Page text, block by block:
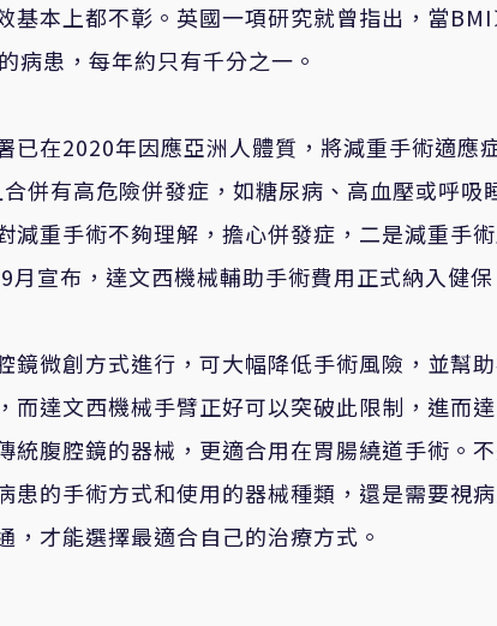
基本上都不彰。英國一項研究就曾指出，當
病患，每年約只有千分之一。
已在2020年因應亞洲人體質，將減重手術適應
有高危險併發症，如糖尿病、高血壓或呼吸
減重手術不夠理解，擔心併發症，二是減重手
宣布，達文西機械輔助手術費用正式納入健保
鏡微創方式進行，可大幅降低手術風險，並幫
而達文西機械手臂正好可以突破此限制，進而
腹腔鏡的器械，更適合用在胃腸繞道手術。
的手術方式和使用的器械種類，還是需要視
才能選擇最適合自己的治療方式。